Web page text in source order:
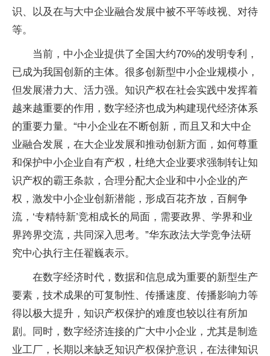
识、以及在与大中企业融合发展中被不平等歧视、对待
等。
当前，中小企业提供了全国大约70%的发明专利，
已成为我国创新的主体。很多创新型中小企业规模小，
但发展潜力大、活力强。知识产权在社会实践中发挥着
越来越重要的作用，数字经济也成为构建现代经济体系
的重要力量。“中小企业在不断创新，而且又和大中企
业融合发展，在大企业发展和推动创新方面，如何尊重
和保护中小企业自有产权，杜绝大企业要求强制转让知
识产权的霸王条款，合理分配大企业和中小企业的产
权，激发中小企业创新潜能，形成百花齐放，百舸争
流，‘专精特新’竞相成长的局面，需要政界、学界和业
界跨界交流，共同深入思考。”华东政法大学竞争法研
究中心执行主任翟巍表示。
在数字经济时代，数据和信息成为重要的新型生产
要素，技术成果的可复制性、传播速度、传播影响力等
得以极大提升，知识产权保护的难度也较以往有所加
剧。同时，数字经济连接的广大中小企业，尤其是制造
业工厂，长期以来缺乏知识产权保护意识，在法律知识